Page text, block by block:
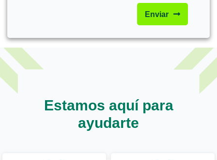
Enviar
Estamos aquí para
ayudarte